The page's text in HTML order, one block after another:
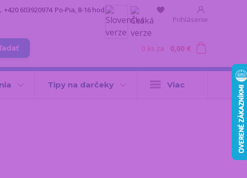
Prihlásenie
+420 603920974 Po-Pia, 8-16 hod.
0 ks za 0,00 €
Tipy na darčeky Viac